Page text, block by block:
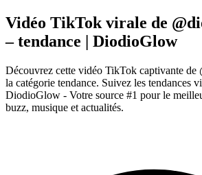
Vidéo TikTok virale de
– tendance | DiodioGlow
Découvrez cette vidéo TikTok captivante
la catégorie tendance. Suivez les tendances
DiodioGlow - Votre source #1 pour le
buzz, musique et actualités.